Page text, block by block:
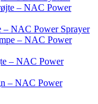
– NAC Power
– NAC Power Sprayer
– NAC Power
– NAC Power
– NAC Power